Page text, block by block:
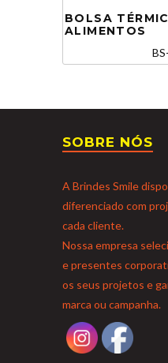
BOLSA
ALIMENTOS
SOBRE NÓS
A Brindes Smile
diferenciado com
cada cliente.
Nossa empresa
e presentes
os seus projetos e
marca ou campanha.